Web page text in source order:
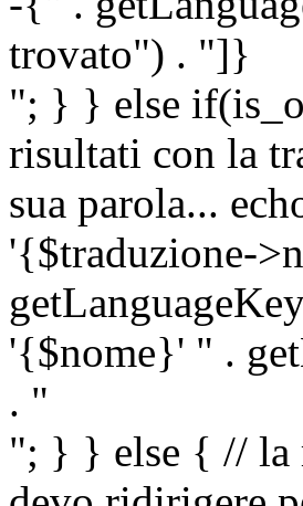
trovato") . "]}
"; } } else
risultati con la
sua parola...
'{$traduzione-
'{$nome}' " .
. "
"; } } else { // la